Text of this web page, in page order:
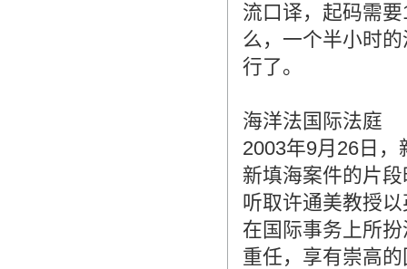
流口译，起码需
么，一个半小时
行了。
海洋法国际法庭
2003年9月26日
新填海案件的片
听取许通美教授
在国际事务上所
重任，享有崇高